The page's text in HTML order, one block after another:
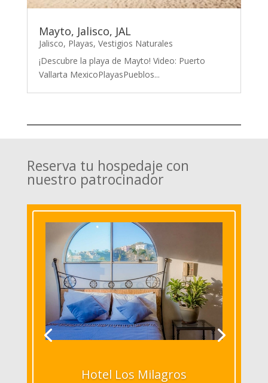
Mayto, Jalisco, JAL
Jalisco, Playas, Vestigios Naturales
¡Descubre la playa de Mayto! Video: Puerto
Vallarta MexicoPlayasPueblos...
Reserva tu hospedaje con
nuestro patrocinador
Hotel Los Milagros